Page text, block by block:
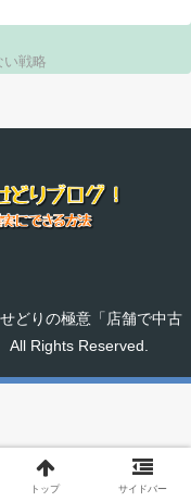
い戦略
どりの極意「店舗で中古
All Rights Reserved.
トップ サイドバー